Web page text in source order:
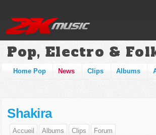
Pop, Electro &
Home Pop News Clips Albums
Shakira
Accueil Albums Clips Forum